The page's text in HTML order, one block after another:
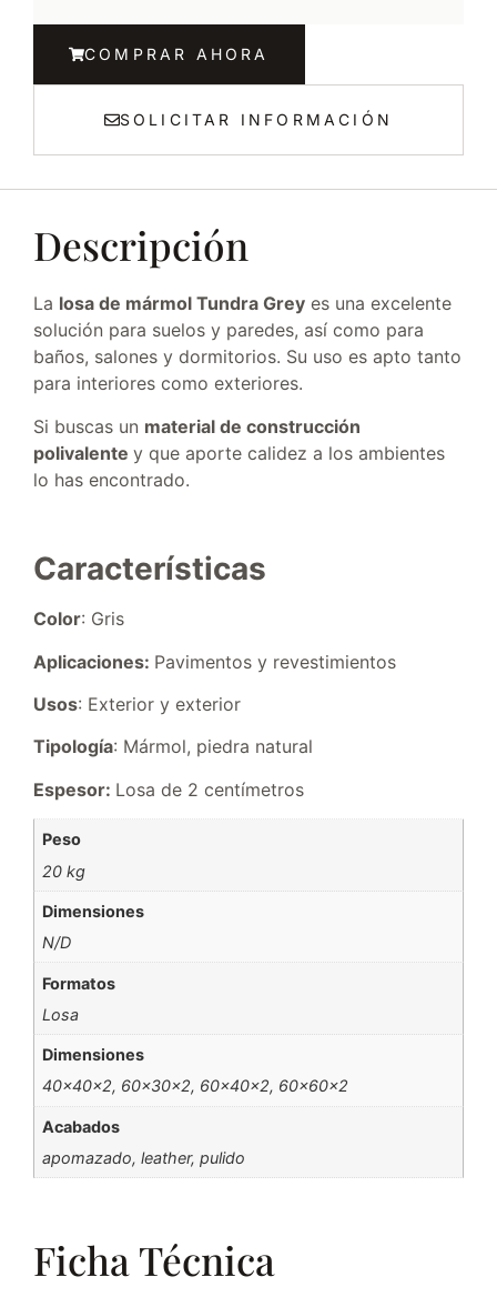
COMPRAR AHORA
SOLICITAR INFORMACIÓN
Descripción
La losa de mármol Tundra Grey es una excelente
solución para suelos y paredes, así como para
baños, salones y dormitorios. Su uso es apto tanto
para interiores como exteriores.
Si buscas un material de construcción
polivalente y que aporte calidez a los ambientes
lo has encontrado.
Características
Color: Gris
Aplicaciones: Pavimentos y revestimientos
Usos: Exterior y exterior
Tipología: Mármol, piedra natural
Espesor: Losa de 2 centímetros
Peso
20 kg
Dimensiones
N/D
Formatos
Losa
Dimensiones
40x40x2, 60x30x2, 60x40x2, 60x60x2
Acabados
apomazado, leather, pulido
Ficha Técnica